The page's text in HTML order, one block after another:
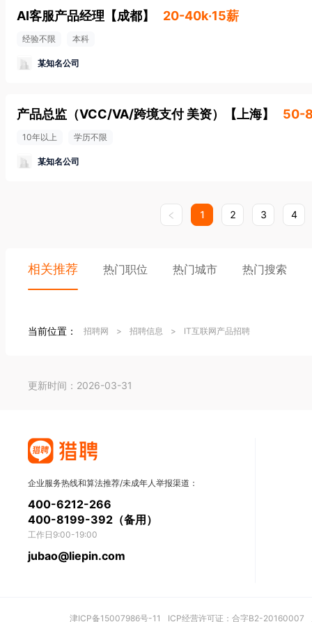
AI客服产品经理 【成都】 20-40k·15薪
经验不限 本科
某知名公司
产品总监（VCC/VA/跨境支付 美资） 【 上海】 50-
10年以上 学历不限
某知名公司
1 2 3 4
相关推荐 热门职位 热门城市 热门搜索
当前位置： 招聘网 > 招聘信息 > IT互联网产品招聘
更新时间：2026-03-31